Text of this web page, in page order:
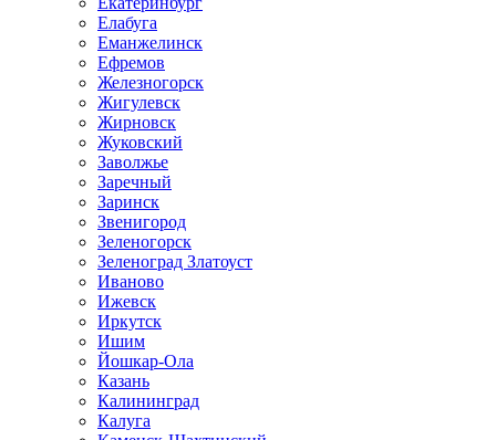
Елабуга
Еманжелинск
Ефремов
Железногорск
Жигулевск
Жирновск
Жуковский
Заволжье
Заречный
Заринск
Звенигород
Зеленогорск
Зеленоград Златоуст
Иваново
Ижевск
Иркутск
Ишим
Йошкар-Ола
Казань
Калининград
Калуга